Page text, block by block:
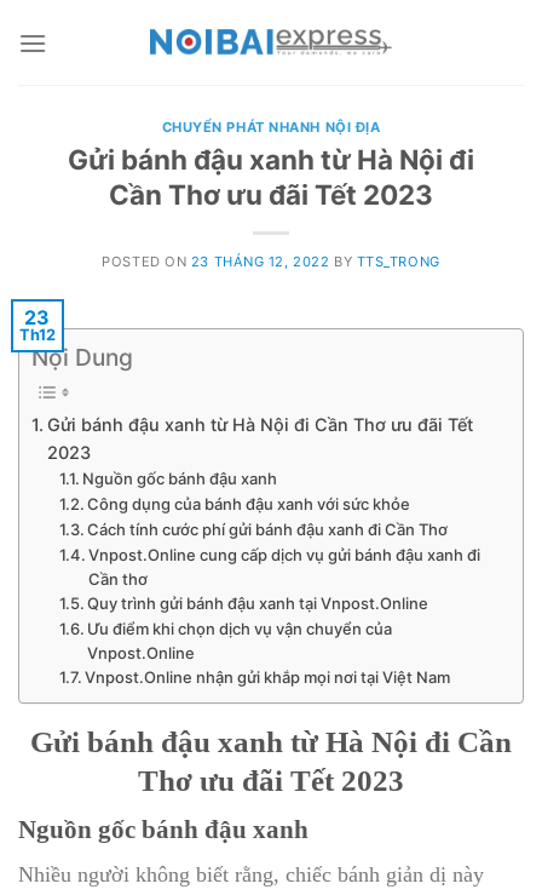
CHUYỂN PHÁT NHANH NỘI ĐỊA
Gửi bánh đậu xanh từ Hà Nội đi
Cần Thơ ưu đãi Tết 2023
POSTED ON 23 THÁNG 12, 2022 BY TTS_TRONG
23
Th12
Nội Dung
Gửi bánh đậu xanh từ Hà Nội đi Cần Thơ ưu đãi Tết
2023
Nguồn gốc bánh đậu xanh
Công dụng của bánh đậu xanh với sức khỏe
Cách tính cước phí gửi bánh đậu xanh đi Cần Thơ
Vnpost.Online cung cấp dịch vụ gửi bánh đậu xanh đi
Cần thơ
Quy trình gửi bánh đậu xanh tại Vnpost.Online
Ưu điểm khi chọn dịch vụ vận chuyển của
Vnpost.Online
Vnpost.Online nhận gửi khắp mọi nơi tại Việt Nam
Gửi bánh đậu xanh từ Hà Nội đi Cần
Thơ ưu đãi Tết 2023
Nguồn gốc bánh đậu xanh
Nhiều người không biết rằng, chiếc bánh giản dị này